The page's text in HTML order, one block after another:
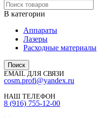
В категории
Аппараты
Лазеры
Расходные материалы
Поиск
EMAIL ДЛЯ СВЯЗИ
cosm.profi@yandex.ru
НАШ ТЕЛЕФОН
8 (916) 755-12-00